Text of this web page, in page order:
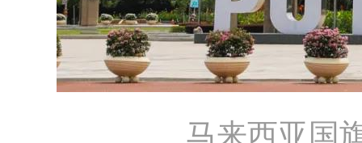
马来西亚国